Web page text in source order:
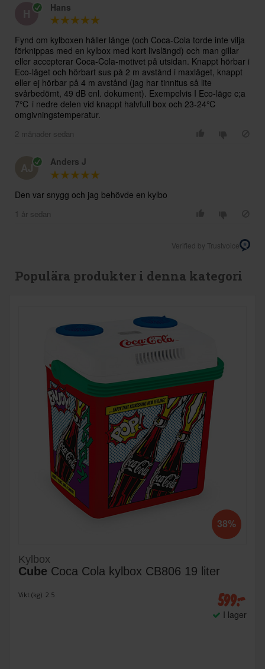
Hans
Fynd om kylboxen håller länge (och Coca-Cola torde inte vilja
förknippas med en kylbox med kort livslängd) och man gillar
eller accepterar Coca-Cola-motivet på utsidan. Knappt hörbar i
Eco-läget och hörbart sus på 2 m avstånd i maxläget, knappt
eller ej hörbar på 4 m avstånd (jag har tinnitus så lite
svårbedömt, 49 dB enl. dokument). Exempelvis I Eco-läge c;a
7℃ i nedre delen vid knappt halvfull box och 23-24℃
2 månader sedan
Anders J
Den var snygg och jag behövde en kylbo
1 år sedan
Verified by Trustvoice
Populära produkter i denna kategori
38%
Kylbox
Cube Coca Cola kylbox CB806 19 liter
Vikt (kg): 2.5 599:-
I lager